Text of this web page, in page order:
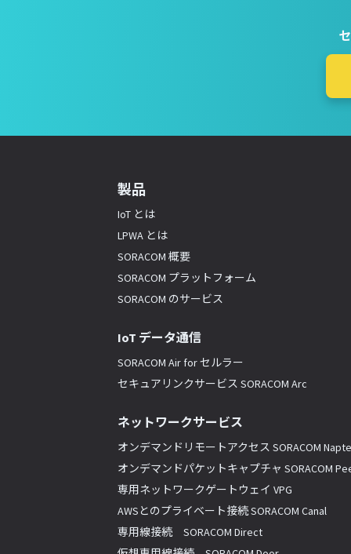
製品
IoT とは
LPWA とは
SORACOM 概要
SORACOM プラットフォーム
SORACOM のサービス
IoT データ通信
SORACOM Air for セルラー
セキュアリンクサービス SORACOM Arc
ネットワークサービス
オンデマンドリモートアクセス SORACOM
オンデマンドパケットキャプチャ SORACOM
専用ネットワークゲートウェイ VPG
AWSとのプライベート接続 SORACOM Canal
専用線接続 SORACOM Direct